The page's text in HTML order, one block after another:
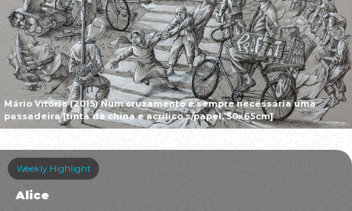
Mário Vitória (2015) Num cruzamento é sempre necessária uma
passadeira [tinta da china e acrílico s/papel, 50x65cm]
Weekly Highlight
Alice